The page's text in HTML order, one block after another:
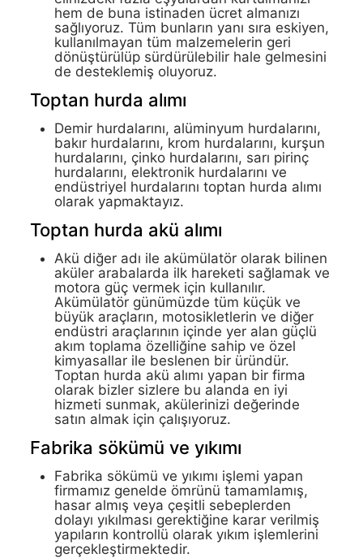
hem de buna istinaden ücret almanızı
sağlıyoruz. Tüm bunların yanı sıra eskiyen,
kullanılmayan tüm malzemelerin geri
dönüştürülüp sürdürülebilir hale gelmesini
de desteklemiş oluyoruz.
Toptan hurda alımı
Demir hurdalarını, alüminyum hurdalarını,
bakır hurdalarını, krom hurdalarını, kurşun
hurdalarını, çinko hurdalarını, sarı pirinç
hurdalarını, elektronik hurdalarını ve
endüstriyel hurdalarını toptan hurda alımı
olarak yapmaktayız.
Toptan hurda akü alımı
Akü diğer adı ile akümülatör olarak bilinen
aküler arabalarda ilk hareketi sağlamak ve
motora güç vermek için kullanılır.
Akümülatör günümüzde tüm küçük ve
büyük araçların, motosikletlerin ve diğer
endüstri araçlarının içinde yer alan güçlü
akım toplama özelliğine sahip ve özel
kimyasallar ile beslenen bir üründür.
Toptan hurda akü alımı yapan bir firma
olarak bizler sizlere bu alanda en iyi
hizmeti sunmak, akülerinizi değerinde
satın almak için çalışıyoruz.
Fabrika sökümü ve yıkımı
Fabrika sökümü ve yıkımı işlemi yapan
firmamız genelde ömrünü tamamlamış,
hasar almış veya çeşitli sebeplerden
dolayı yıkılması gerektiğine karar verilmiş
yapıların kontrollü olarak yıkım işlemlerini
gerçekleştirmektedir.